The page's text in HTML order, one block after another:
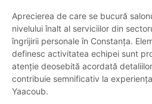
Aprecierea de care se bucură
nivelului înalt al serviciilor din
îngrijirii personale în Constanța.
definesc activitatea echipei sunt
atenție deosebită acordată
contribuie semnificativ la
Yaacoub.